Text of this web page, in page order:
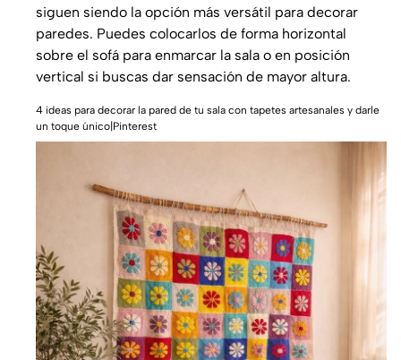
siguen siendo la opción más versátil para decorar
paredes. Puedes colocarlos de forma horizontal
sobre el sofá para enmarcar la sala o en posición
vertical si buscas dar sensación de mayor altura.
4 ideas para decorar la pared de tu sala con tapetes artesanales y darle
un toque único|Pinterest